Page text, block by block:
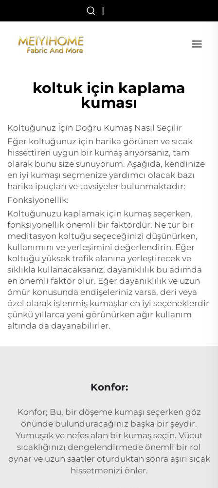
|
koltuk için kaplama
kuması
Koltuğunuz İçin Doğru Kumaş Nasıl Seçilir
Eğer koltuğunuz için harika görünen ve sıcak
hissettiren uygun bir kumaş arıyorsanız, tam
olarak bunu size sunuyorum. Aşağıda, kendinize
en iyi kumaşı seçmenize yardımcı olacak bazı
harika ipuçları ve tavsiyeler bulunmaktadır:
Fonksiyonellik:
Koltuğunuzu kaplamak için kumaş seçerken,
fonksiyonellik önemli bir faktördür. Ne tür bir
meditasyon koltuğu seçeceğinizi düşünürken,
kullanımını ve yerleşimini değerlendirin. Eğer
koltuğu yüksek trafik alanına yerleştirecek ve
sıklıkla kullanacaksanız, dayanıklılık bu adımda
en önemli faktör olur. Eğer dayanıklılık ve uzun
ömür konusunda endişeleriniz varsa, deri veya
özel olarak işlenmiş kumaşlar en iyi seçeneklerdir
çünkü yıllarca yeni görünürken ağır kullanım
altında da dayanabilirler.
Konfor:
Konfor; Bu, bir döşeme kumaşı seçerken göz
önünde bulunduracağınız başka bir şeydir.
Yumuşak ve nefes alan bir kumaş seçin. Vücut
sıcaklığınızı dengelendirmede önemli bir rol
oynar ve uzun saatler oturduktan sonra aşırı sıcak
hissetmenizi önler.